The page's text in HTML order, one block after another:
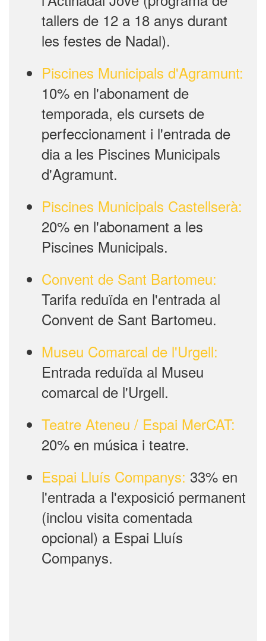
tallers de 12 a 18 anys durant
les festes de Nadal).
Piscines Municipals d'Agramunt:
10% en l'abonament de
temporada, els cursets de
perfeccionament i l'entrada de
dia a les Piscines Municipals
d'Agramunt.
Piscines Municipals Castellserà:
20% en l'abonament a les
Piscines Municipals.
Convent de Sant Bartomeu:
Tarifa reduïda en l'entrada al
Convent de Sant Bartomeu.
Museu Comarcal de l'Urgell:
Entrada reduïda al Museu
comarcal de l'Urgell.
Teatre Ateneu / Espai MerCAT:
20% en música i teatre.
Espai Lluís Companys: 33% en
l'entrada a l'exposició permanent
(inclou visita comentada
opcional) a Espai Lluís
Companys.